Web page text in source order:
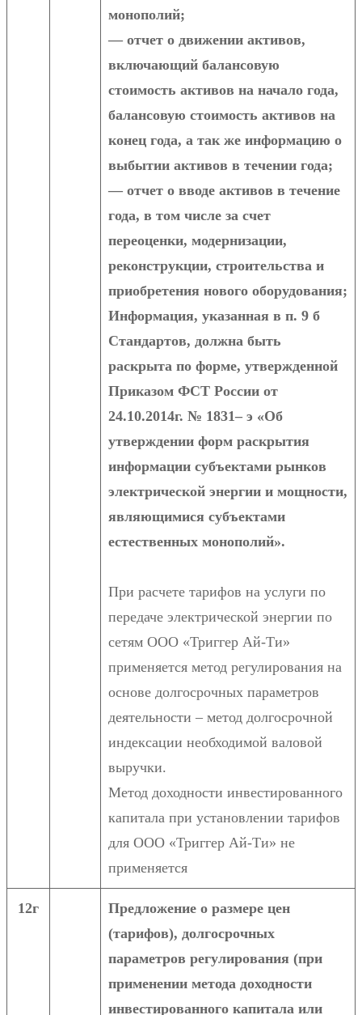
монополий;
— отчет о движении активов,
включающий балансовую
стоимость активов на начало года,
балансовую стоимость активов на
конец года, а так же информацию о
выбытии активов в течении года;
— отчет о вводе активов в течение
года, в том числе за счет
переоценки, модернизации,
реконструкции, строительства и
приобретения нового оборудования;
Информация, указанная в п. 9 б
Стандартов, должна быть
раскрыта по форме, утвержденной
Приказом ФСТ России от
24.10.2014г. № 1831– э «Об
утверждении форм раскрытия
информации субъектами рынков
электрической энергии и мощности,
являющимися субъектами
естественных монополий».
При расчете тарифов на услуги по
передаче электрической энергии по
сетям ООО «Триггер Ай-Ти»
применяется метод регулирования на
основе долгосрочных параметров
деятельности – метод долгосрочной
индексации необходимой валовой
выручки.
Метод доходности инвестированного
капитала при установлении тарифов
для ООО «Триггер Ай-Ти» не
применяется
12г
Предложение о размере цен
(тарифов), долгосрочных
параметров регулирования (при
применении метода доходности
инвестированного капитала или